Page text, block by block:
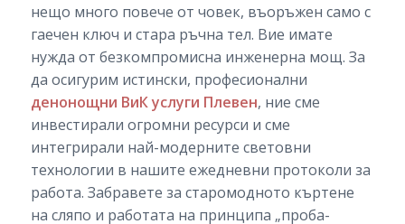
нещо много повече от човек, въоръжен само с
гаечен ключ и стара ръчна тел. Вие имате
нужда от безкомпромисна инженерна мощ. За
да осигурим истински, професионални
денонощни ВиК услуги Плевен, ние сме
инвестирали огромни ресурси и сме
интегрирали най-модерните световни
технологии в нашите ежедневни протоколи за
работа. Забравете за старомодното къртене
на сляпо и работата на принципа „проба-